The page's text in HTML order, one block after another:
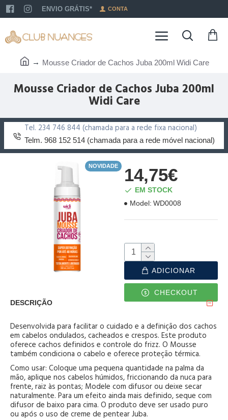
ENVIO GRÁTIS* CONTA
Mousse Criador de Cachos Juba 200ml Widi Care
Mousse Criador de Cachos Juba 200ml
Widi Care
Tel. 234 746 844 (chamada para a rede fixa nacional)
Telm. 968 152 514 (chamada para a rede móvel nacional)
NOVIDADE 14,75€
EM STOCK
Model: WD0008
ADICIONAR
CHECKOUT
DESCRIÇÃO
Desenvolvida para facilitar o cuidado e a definição dos cachos
em cabelos ondulados, cacheados e crespos. Este produto
oferece cachos definidos e controle do frizz. O Mousse
também condiciona o cabelo e oferece proteção térmica.
Como usar: Coloque uma pequena quantidade na palma da
mão, aplique nos cabelos húmidos, friccionando da nuca para
frente, raiz às pontas; Modele com difusor ou deixe secar
naturalmente. Para um efeito ainda mais definido, seque com
difusor de baixo para cima. O produto deve ser usado puro
ou após o uso de creme de pentear Juba.